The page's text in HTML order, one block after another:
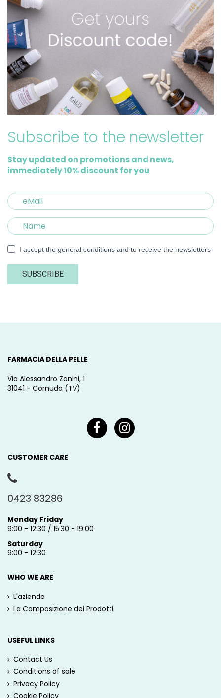
Subscribe to the newsletter
Stay updated on promotions and news,
immediately 10% discount for you
I accept the general conditions and to receive the newsletters
SUBSCRIBE
FARMACIA DELLA PELLE
Via Alessandro Zanini, 1
31041 - Cornuda (TV)
CUSTOMER CARE
0423 83286
Monday Friday
9:00 - 12:30 / 15:30 - 19:00
Saturday
9:00 - 12:30
WHO WE ARE
L'azienda
La Composizione dei Prodotti
USEFUL LINKS
Contact Us
Conditions of sale
Privacy Policy
Cookie Policy